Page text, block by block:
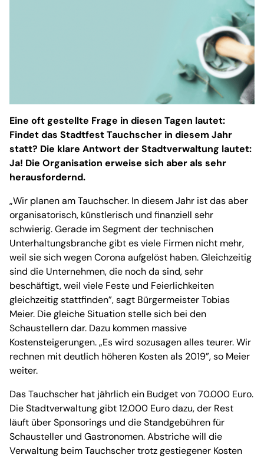
Eine oft gestellte Frage in diesen Tagen lautet:
Findet das Stadtfest Tauchscher in diesem Jahr
statt? Die klare Antwort der Stadtverwaltung lautet:
Ja! Die Organisation erweise sich aber als sehr
herausfordernd.
„Wir planen am Tauchscher. In diesem Jahr ist das aber
organisatorisch, künstlerisch und finanziell sehr
schwierig. Gerade im Segment der technischen
Unterhaltungsbranche gibt es viele Firmen nicht mehr,
weil sie sich wegen Corona aufgelöst haben. Gleichzeitig
sind die Unternehmen, die noch da sind, sehr
beschäftigt, weil viele Feste und Feierlichkeiten
gleichzeitig stattfinden”, sagt Bürgermeister Tobias
Meier. Die gleiche Situation stelle sich bei den
Schaustellern dar. Dazu kommen massive
Kostensteigerungen. „Es wird sozusagen alles teurer. Wir
rechnen mit deutlich höheren Kosten als 2019”, so Meier
weiter.
Das Tauchscher hat jährlich ein Budget von 70.000 Euro.
Die Stadtverwaltung gibt 12.000 Euro dazu, der Rest
läuft über Sponsorings und die Standgebühren für
Schausteller und Gastronomen. Abstriche will die
Verwaltung beim Tauchscher trotz gestiegener Kosten